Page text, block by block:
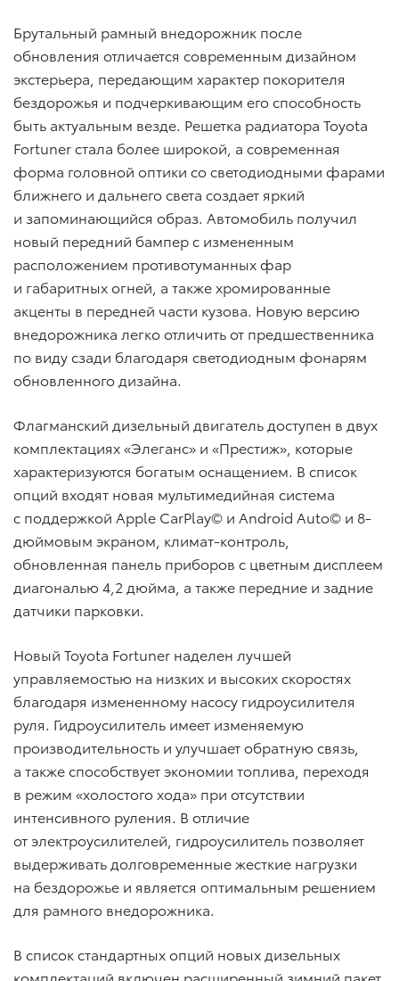
Брутальный рамный внедорожник после
обновления отличается современным дизайном
экстерьера, передающим характер покорителя
бездорожья и подчеркивающим его способность
быть актуальным везде. Решетка радиатора Toyota
Fortuner стала более широкой, а современная
форма головной оптики со светодиодными фарами
ближнего и дальнего света создает яркий
и запоминающийся образ. Автомобиль получил
новый передний бампер с измененным
расположением противотуманных фар
и габаритных огней, а также хромированные
акценты в передней части кузова. Новую версию
внедорожника легко отличить от предшественника
по виду сзади благодаря светодиодным фонарям
обновленного дизайна.
Флагманский дизельный двигатель доступен в двух
комплектациях «Элеганс» и «Престиж», которые
характеризуются богатым оснащением. В список
опций входят новая мультимедийная система
с поддержкой Apple CarPlay© и Android Auto© и 8-
дюймовым экраном, климат-контроль,
обновленная панель приборов с цветным дисплеем
диагональю 4,2 дюйма, а также передние и задние
датчики парковки.
Новый Toyota Fortuner наделен лучшей
управляемостью на низких и высоких скоростях
благодаря измененному насосу гидроусилителя
руля. Гидроусилитель имеет изменяемую
производительность и улучшает обратную связь,
а также способствует экономии топлива, переходя
в режим «холостого хода» при отсутствии
интенсивного руления. В отличие
от электроусилителей, гидроусилитель позволяет
выдерживать долговременные жесткие нагрузки
на бездорожье и является оптимальным решением
для рамного внедорожника.
В список стандартных опций новых дизельных
комплектаций включен расширенный зимний пакет